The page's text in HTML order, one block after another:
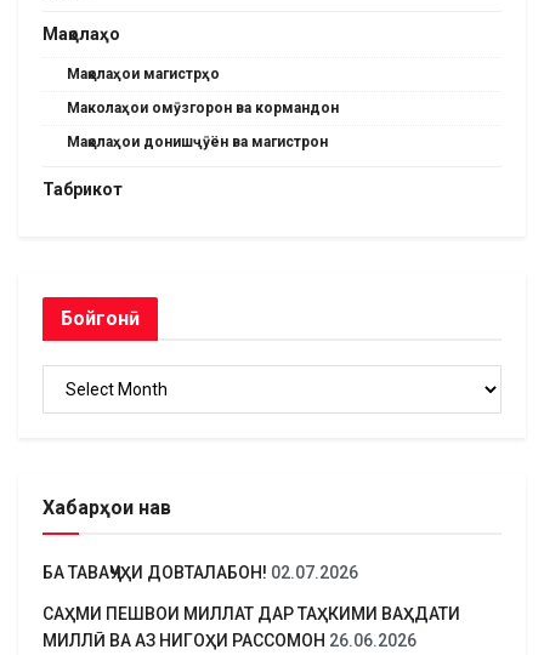
Мақолаҳо
Мақолаҳои магистрҳо
Маколаҳои омӯзгорон ва кормандон
Мақолаҳои донишҷӯён ва магистрон
Табрикот
Бойгонӣ
Бойгонӣ
Хабарҳои нав
БА ТАВАҶҶУҲИ ДОВТАЛАБОН! 02.07.2026
САҲМИ ПЕШВОИ МИЛЛАТ ДАР ТАҲКИМИ ВАҲДАТИ
МИЛЛӢ ВА АЗ НИГОҲИ РАССОМОН 26.06.2026